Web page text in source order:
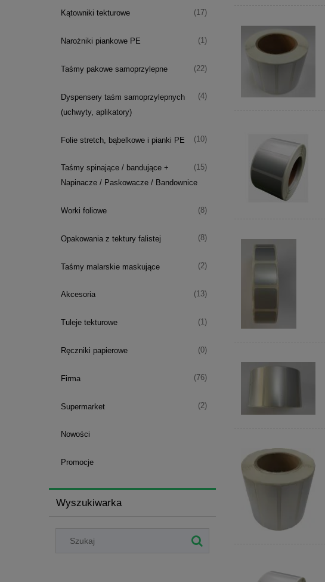
Kątowniki tekturowe (17)
Narożniki piankowe PE (1)
Taśmy pakowe samoprzylepne (22)
Dyspensery taśm samoprzylepnych
(uchwyty, aplikatory)
(4)
Folie stretch, bąbelkowe i pianki PE (10)
Taśmy spinające / bandujące +
Napinacze / Paskowacze / Bandownice
(15)
Worki foliowe (8)
Opakowania z tektury falistej (8)
Taśmy malarskie maskujące (2)
Akcesoria (13)
Tuleje tekturowe (1)
Ręczniki papierowe (0)
Firma (76)
Supermarket (2)
Nowości
Promocje
Wyszukiwarka